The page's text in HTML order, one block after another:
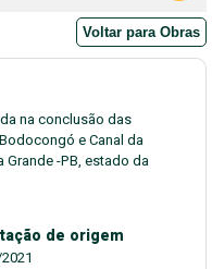
Voltar para Obras
na conclusão das
e Canal da
-PB, estado da
de origem